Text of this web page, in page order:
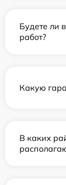
Будете ли
работ?
Какую
В каких